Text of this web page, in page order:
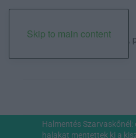
Skip to main content
2026. augusztus 07.,
Halmentés
halakat mentettek ki a